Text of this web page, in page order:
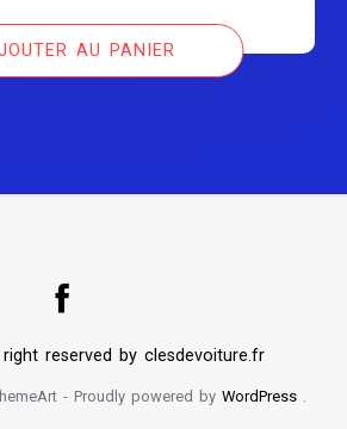
AU PANIER
reserved by clesdevoiture.fr
- Proudly powered by WordPress.